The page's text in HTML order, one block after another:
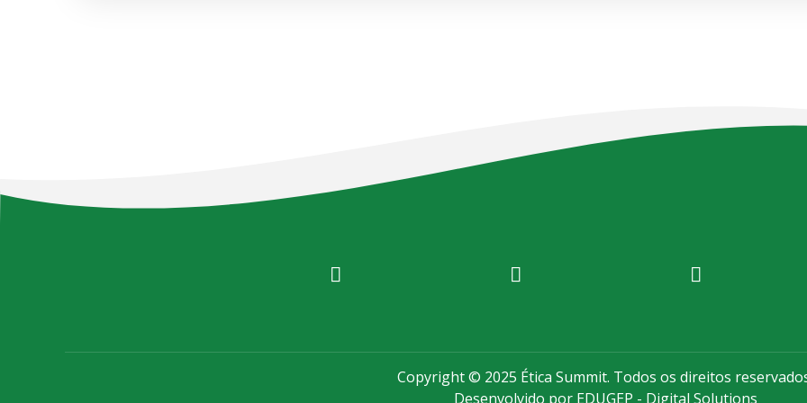
Copyright © 2025 Ética Summit. Todos os direitos
Desenvolvido por EDUGEP - Digital Solutions